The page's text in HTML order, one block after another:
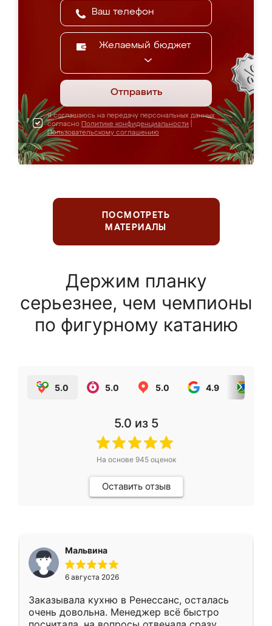
Желаемый бюджет
Отправить
Я соглашаюсь на передачу персональных данных
согласно Политике конфиденциальности
Пользовательскому соглашению
ПОСМОТРЕТЬ
МАТЕРИАЛЫ
Держим планку
серьезнее, чем чемпионы
по фигурному катанию
5.0 5.0 5.0 4.9
5.0 из 5
На основе 945оценок
Оставить отзыв
Мальвина
6 августа 2026
Заказывала кухню в Ренессанс, осталась
очень довольна. Менеджер всё быстро